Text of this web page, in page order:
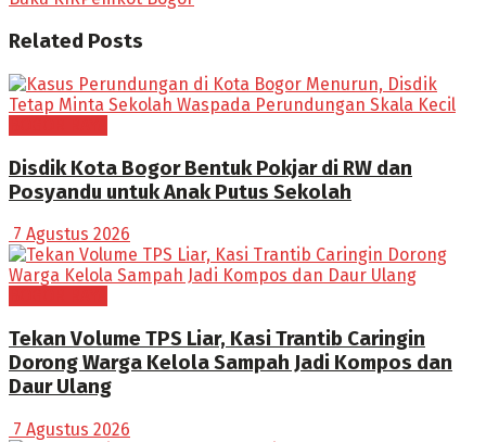
Related Posts
Disdik Kota Bogor Bentuk Pokjar di RW dan
Posyandu untuk Anak Putus Sekolah
7 Agustus 2026
Tekan Volume TPS Liar, Kasi Trantib Caringin
Dorong Warga Kelola Sampah Jadi Kompos dan
Daur Ulang
7 Agustus 2026